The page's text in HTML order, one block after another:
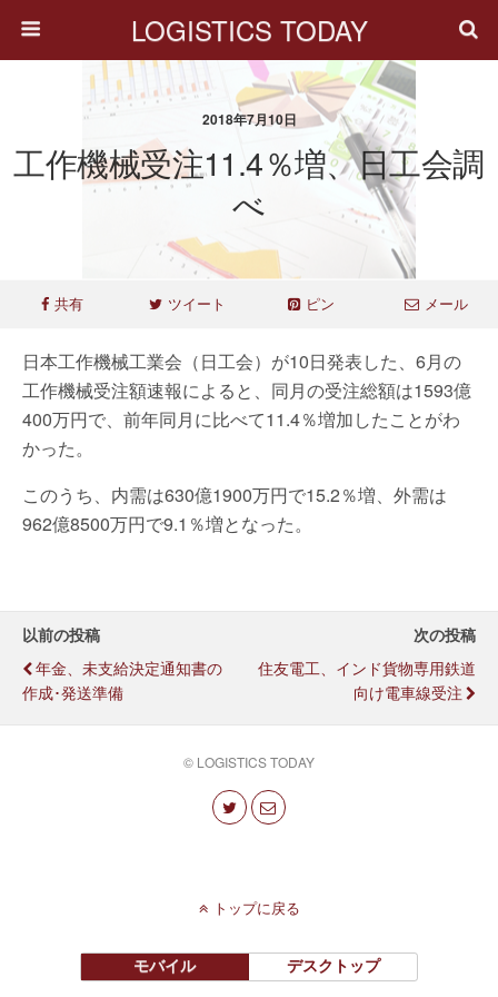
LOGISTICS TODAY
2018年7月10日
工作機械受注11.4％増、日工会調
べ
共有 ツイート ピン メール
日本工作機械工業会（日工会）が10日発表した、6月の
工作機械受注額速報によると、同月の受注総額は1593億
400万円で、前年同月に比べて11.4％増加したことがわ
かった。
このうち、内需は630億1900万円で15.2％増、外需は
962億8500万円で9.1％増となった。
以前の投稿
年金、未支給決定通知書の
作成･発送準備
次の投稿
住友電工、インド貨物専用鉄道
向け電車線受注
© LOGISTICS TODAY
トップに戻る
モバイル デスクトップ